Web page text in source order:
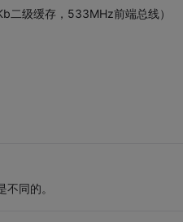
二级缓存，533MHz前端总线）
同的。